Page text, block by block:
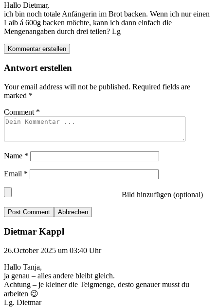
Hallo Dietmar,
ich bin noch totale Anfängerin im Brot backen. Wenn ich nur einen
Laib á 600g backen möchte, kann ich dann einfach die
Mengenangaben durch drei teilen? Lg
Kommentar erstellen
Antwort erstellen
Your email address will not be published. Required fields are
marked *
Comment *
Name *
Email *
Bild hinzufügen (optional)
Abbrechen
Dietmar Kappl
26.October 2025 um 03:40 Uhr
Hallo Tanja,
ja genau – alles andere bleibt gleich.
Achtung – je kleiner die Teigmenge, desto genauer musst du
arbeiten 😉
Lg. Dietmar